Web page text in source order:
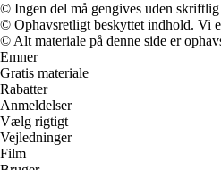
© Ingen del må gengives uden skriftlig
© Ophavsretligt beskyttet indhold. Vi
© Alt materiale på denne side er
Emner
Gratis materiale
Rabatter
Anmeldelser
Vælg rigtigt
Vejledninger
Film